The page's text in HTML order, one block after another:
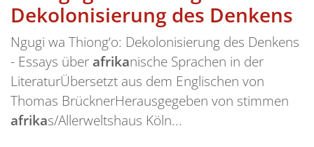
Dekolonisierung des Denkens
Ngugi wa Thiong‘o: Dekolonisierung des Denkens
- Essays über afrikanische Sprachen in der
LiteraturÜbersetzt aus dem Englischen von
Thomas BrücknerHerausgegeben von stimmen
afrikas/Allerweltshaus Köln...